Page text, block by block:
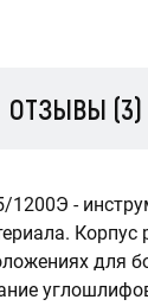
ОТЗЫВЫ (3)
-
Корпус
для